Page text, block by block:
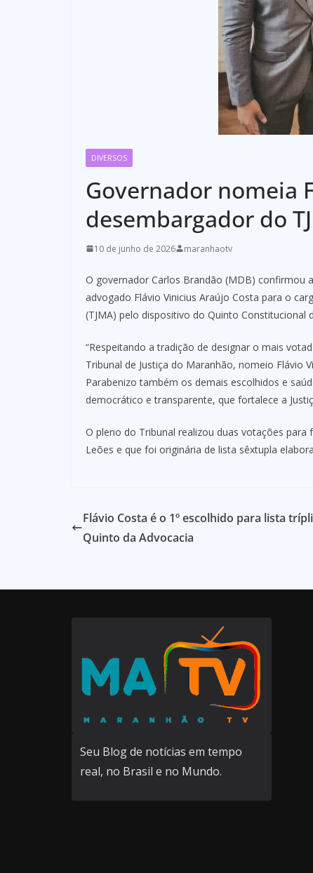
DIVERSOS
Governador nomeia
desembargador do
10 de junho de 2026 maranhaotv
O governador Carlos Brandão (MDB) confirmou
advogado Flávio Vinicius Araújo Costa para o
(TJMA) pelo dispositivo do Quinto Constitucional
“Respeitando a tradição de designar o mais
Tribunal de Justiça do Maranhão, nomeio Flávio
Parabenizo também os demais escolhidos e
democrático e transparente, que fortalece a
O pleno do Tribunal realizou duas votações
Leões e que foi originária de lista sêxtupla
Flávio Costa é o 1º escolhido para lista
Quinto da Advocacia
Seu Blog de notícias em tempo
real, no Brasil e no Mundo.